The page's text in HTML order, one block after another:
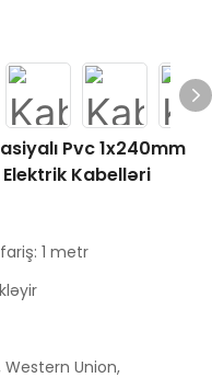
Pvc 1x240mm
Kabelləri
1 metr
Western Union,